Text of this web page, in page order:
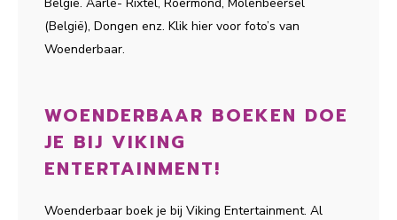
(België), Dongen enz. Klik hier voor foto’s van
Woenderbaar.
WOENDERBAAR BOEKEN DOE
JE BIJ VIKING
ENTERTAINMENT!
Woenderbaar boek je bij Viking Entertainment. Al